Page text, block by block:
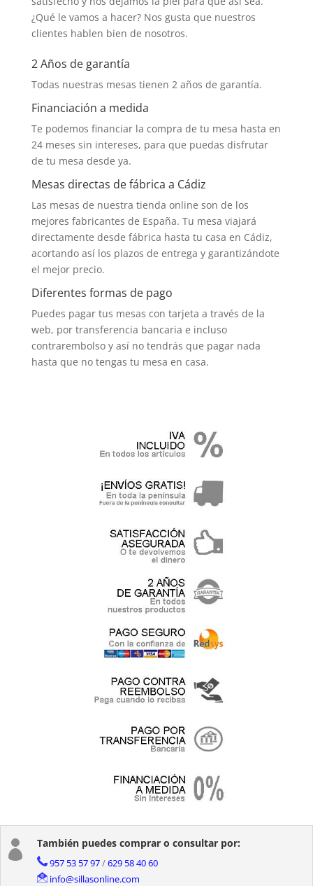
¿Qué le vamos a hacer? Nos gusta que nuestros
clientes hablen bien de nosotros.
2 Años de garantía
Todas nuestras mesas tienen 2 años de garantía.
Financiación a medida
Te podemos financiar la compra de tu mesa hasta en
24 meses sin intereses, para que puedas disfrutar
de tu mesa desde ya.
Mesas directas de fábrica a Cádiz
Las mesas de nuestra tienda online son de los
mejores fabricantes de España. Tu mesa viajará
directamente desde fábrica hasta tu casa en Cádiz,
acortando así los plazos de entrega y garantizándote
el mejor precio.
Diferentes formas de pago
Puedes pagar tus mesas con tarjeta a través de la
web, por transferencia bancaria e incluso
contrarembolso y así no tendrás que pagar nada
hasta que no tengas tu mesa en casa.
 También puedes comprar o consultar por:
957 53 57 97/629 58 40 60
info@sillasonline.com